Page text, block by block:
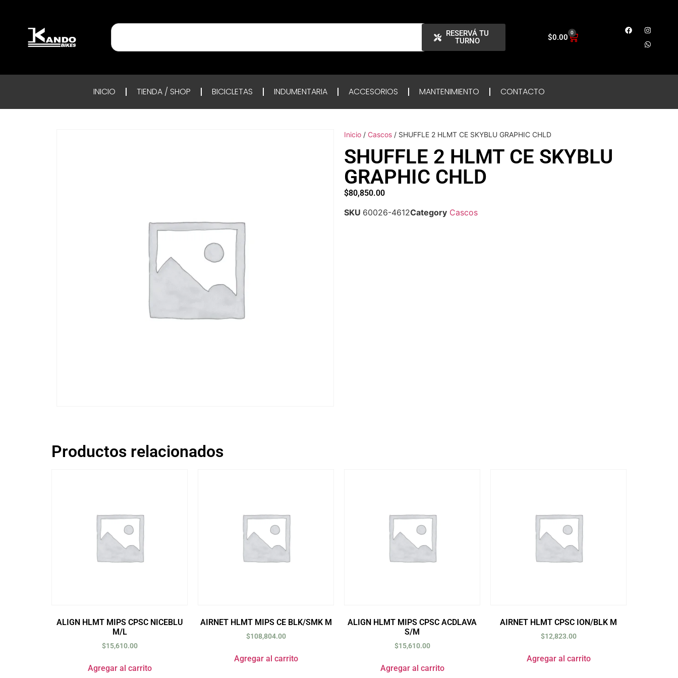
RESERVÁ TU
TURNO
$0.00 0
INICIO TIENDA / SHOP BICICLETAS INDUMENTARIA ACCESORIOS MANTENIMIENTO CONTACTO
Inicio / Cascos / SHUFFLE 2 HLMT CE SKYBLU GRAPHIC CHLD
SHUFFLE 2 HLMT CE SKYBLU
GRAPHIC CHLD
$80,850.00
SKU 60026-4612Category Cascos
Productos relacionados
ALIGN HLMT MIPS CPSC NICEBLU
M/L
$15,610.00
Agregar al carrito
AIRNET HLMT MIPS CE BLK/SMK M
$108,804.00
Agregar al carrito
ALIGN HLMT MIPS CPSC ACDLAVA
S/M
$15,610.00
Agregar al carrito
AIRNET HLMT CPSC ION/BLK M
$12,823.00
Agregar al carrito